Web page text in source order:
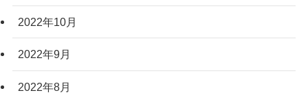
2022年10月
2022年9月
2022年8月